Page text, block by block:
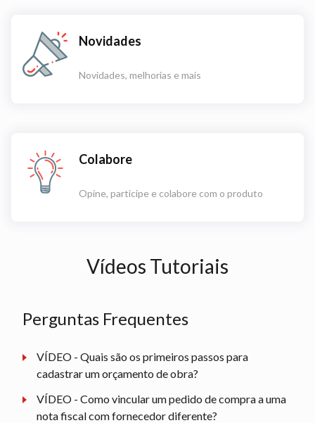
Novidades
Novidades, melhorias e mais
Colabore
Opine, participe e colabore com o produto
Vídeos Tutoriais
Perguntas Frequentes
VÍDEO - Quais são os primeiros passos para
cadastrar um orçamento de obra?
VÍDEO - Como vincular um pedido de compra a uma
nota fiscal com fornecedor diferente?